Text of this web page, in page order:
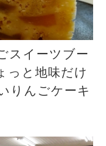
スイーツブー
っと地味だけ
りんごケーキ